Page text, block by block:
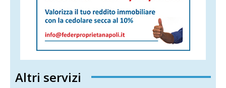
Altri servizi